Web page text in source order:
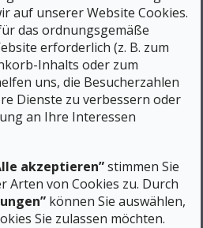
auf unserer Website Cookies.
das ordnungsgemäße
erforderlich (z. B. zum
Inhalts oder zum
uns, die Besucherzahlen
Dienste zu verbessern oder
an Ihre Interessen
akzeptieren”stimmen Sie
Arten von Cookies zu. Durch
können Sie auswählen,
Sie zulassen möchten.
wählen
Brieftaschen, Etuis